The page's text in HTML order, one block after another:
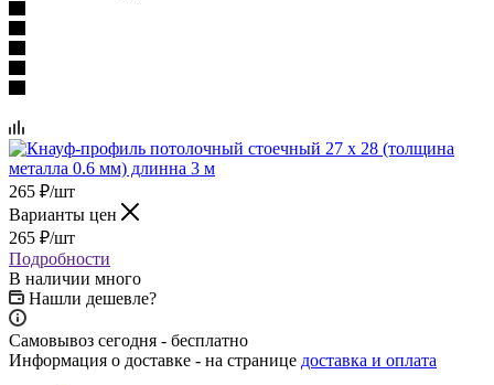
265 ₽/шт
Варианты цен
265 ₽/шт
Подробности
В наличии много
Нашли дешевле?
Самовывоз сегодня - бесплатно
Информация о доставке - на странице доставка и оплата